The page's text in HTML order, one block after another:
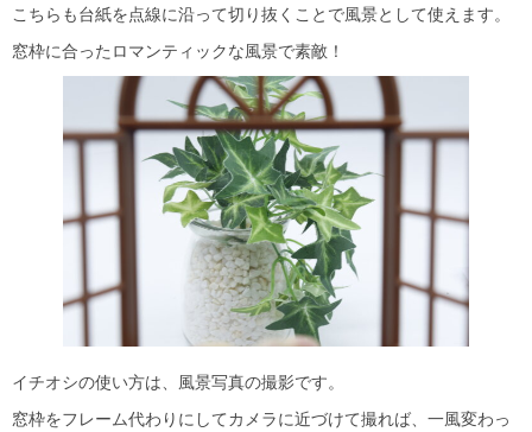
こちらも台紙を点線に沿って切り抜くことで風景として使えます。
窓枠に合ったロマンティックな風景で素敵！
イチオシの使い方は、風景写真の撮影です。
窓枠をフレーム代わりにしてカメラに近づけて撮れば、一風変わっ